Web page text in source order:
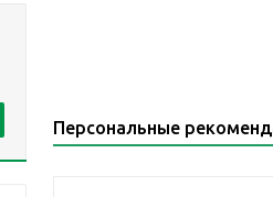
Персональные